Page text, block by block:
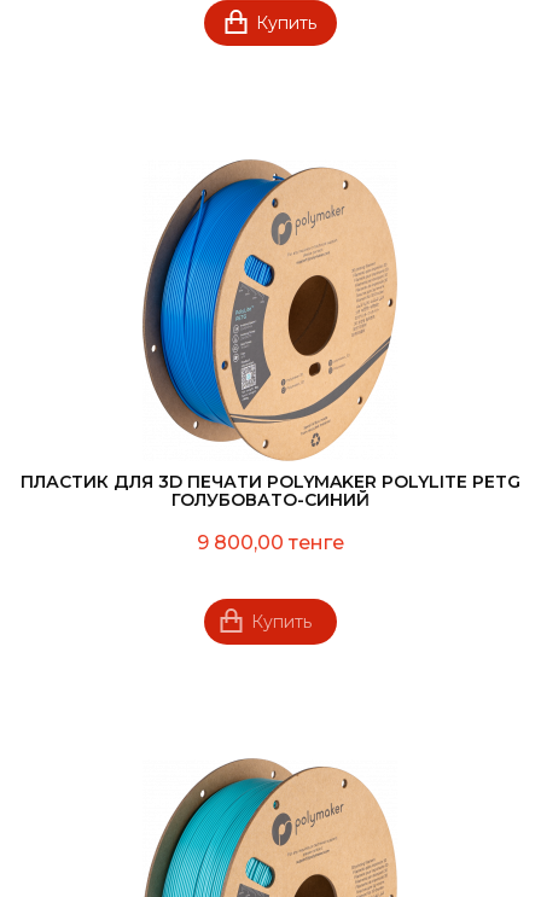
Купить
ПЛАСТИК ДЛЯ 3D ПЕЧАТИ POLYMAKER POLYLITE PETG
ГОЛУБОВАТО-СИНИЙ
9 800,00 тенге
Купить